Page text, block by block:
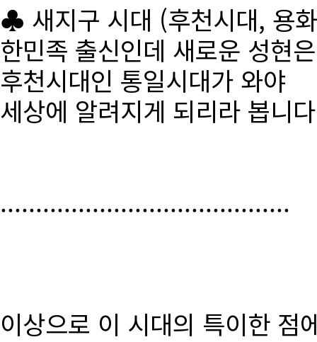
♣ 새지구 시대 (후천시대, 용
한민족 출신인데 새로운 성현
후천시대인 통일시대가 와야
세상에 알려지게 되리라 봅니
.........................................
이상으로 이 시대의 특이한 점